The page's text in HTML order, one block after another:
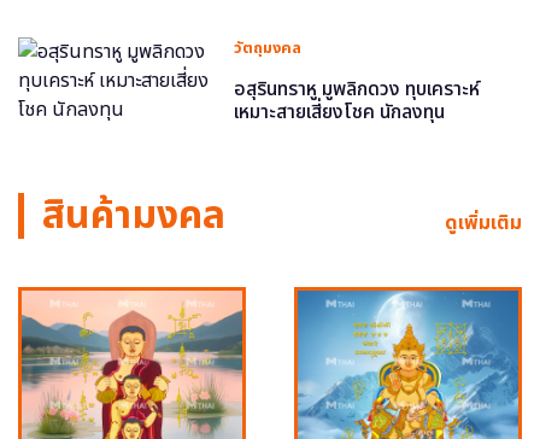
วัตถุมงคล
อสุรินทราหู มูพลิกดวง ทุบเคราะห์
เหมาะสายเสี่ยงโชค นักลงทุน
สินค้ามงคล ดูเพิ่มเติม